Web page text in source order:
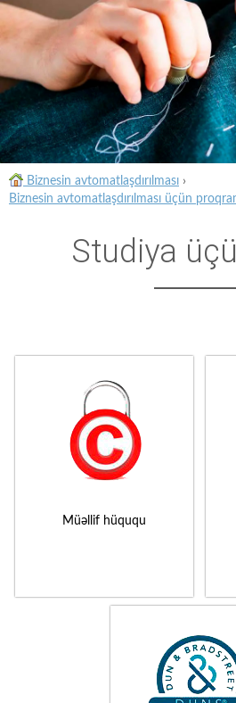
Biznesin avtomatlaşdırılması ›
Biznesin avtomatlaşdırılması üçün
Studiya
Müəllif hüququ